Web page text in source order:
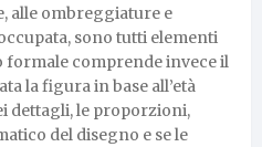
alle ombreggiature e
sono tutti elementi
comprende invece il
la figura in base all’età
dettagli, le proporzioni,
del disegno e se le